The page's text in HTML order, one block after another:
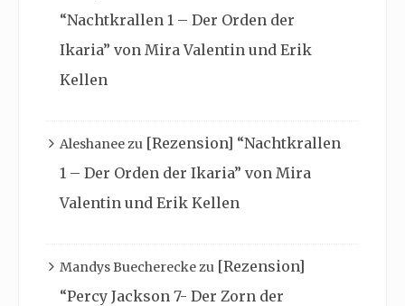
“Nachtkrallen 1 – Der Orden der
Ikaria” von Mira Valentin und Erik
Kellen
Aleshaneezu [Rezension] “Nachtkrallen
1 – Der Orden der Ikaria” von Mira
Valentin und Erik Kellen
Mandys Buechereckezu [Rezension]
“Percy Jackson 7- Der Zorn der